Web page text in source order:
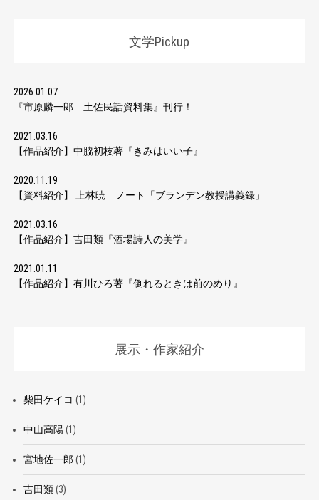
文学Pickup
2026.01.07
『市原麟一郎 土佐民話資料集』刊行！
2021.03.16
【作品紹介】中脇初枝著『きみはいい子』
2020.11.19
【資料紹介】 上林暁 ノート「ブランデン教授講義録」
2021.03.16
【作品紹介】吉田類『酒場詩人の美学』
2021.01.11
【作品紹介】有川ひろ著『倒れるときは前のめり』
展示・作家紹介
柴田ケイコ (1)
中山高陽(1)
宮地佐一郎 (1)
吉田類(3)